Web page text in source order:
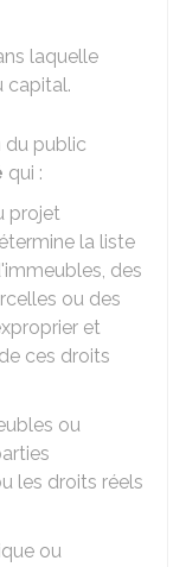
laquelle
capital.
du public
qui :
projet
la liste
des
ou des
et
ces droits
ou
les droits réels
ou